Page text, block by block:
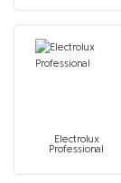
Electrolux
Professional